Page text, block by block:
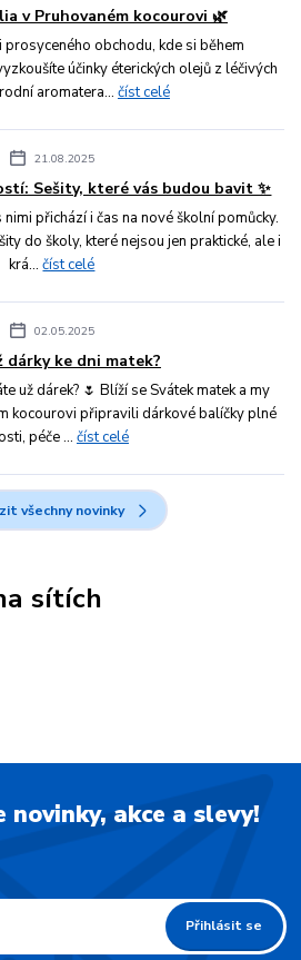
v Pruhovaném kocourovi 🌿
prosyceného obchodu, kde si během
účinky éterických olejů z léčivých
aromatera... číst celé
21.08.2025
Sešity, které vás budou bavit ✨
přichází i čas na nové školní pomůcky.
do školy, které nejsou jen praktické, ale i
krá...číst celé
02.05.2025
dárky ke dni matek?
už dárek? 🌷 Blíží se Svátek matek a my
kocourovi připravili dárkové balíčky plné
péče ... číst celé
všechny novinky
sítích
novinky, akce a slevy!
Přihlásit se